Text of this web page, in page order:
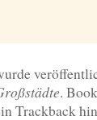
.
Trackback